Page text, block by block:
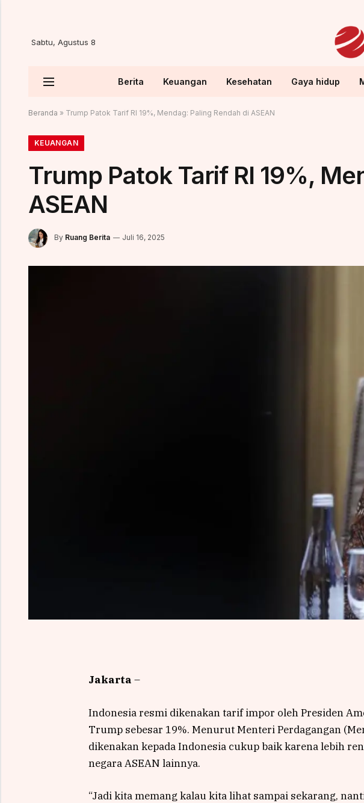
Sabtu, Agustus 8
Berita Keuangan Kesehatan Gaya hidup
Beranda » Trump Patok Tarif RI 19%, Mendag: Paling Rendah di ASEAN
KEUANGAN
Trump Patok Tarif RI 19%,
ASEAN
By Ruang Berita Juli 16, 2025
Jakarta –
Indonesia resmi dikenakan tarif impor oleh Presiden
Trump sebesar 19%. Menurut Menteri Perdagangan
dikenakan kepada Indonesia cukup baik karena lebih
negara ASEAN lainnya.
“Jadi kita memang kalau kita lihat sampai sekarang,